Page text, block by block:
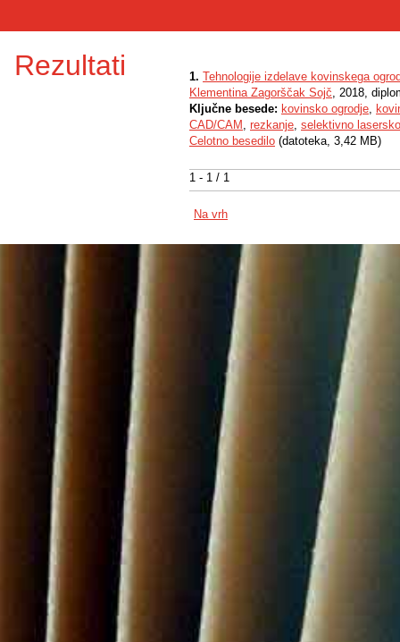
Rezultati
1 - 1 / 1
1. Tehnologije izdelave kovinskega
Klementina Zagorščak Sojč, 2018,
Ključne besede: kovinsko ogrodje,
CAD/CAM , rezkanje, selektivno
Celotno besedilo (datoteka, 3,42 MB)
Na vrh